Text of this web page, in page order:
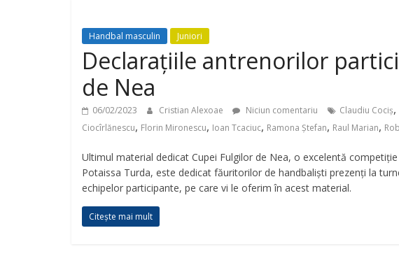
Handbal masculin Juniori
Declarațiile antrenorilor
de Nea
06/02/2023 Cristian Alexoae Niciun comentariu Claudiu Cociș,
Ciocîrlănescu, Florin Mironescu, Ioan Tcaciuc, Ramona Ștefan, Raul Marian,
Ultimul material dedicat Cupei Fulgilor de Nea, o excelentă
Potaissa Turda, este dedicat făuritorilor de handbaliști prezenți la
echipelor participante, pe care vi le oferim în acest material.
Citește mai mult